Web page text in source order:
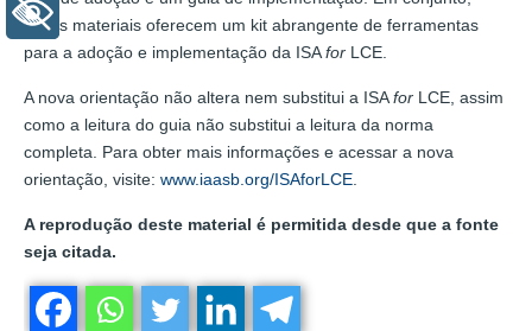
esses materiais oferecem um kit abrangente de ferramentas
para a adoção e implementação da ISAfor LCE.
A nova orientação não altera nem substitui a ISAfor LCE, assim
como a leitura do guia não substitui a leitura da norma
completa. Para obter mais informações e acessar a nova
orientação, visite: www.iaasb.org/ISAforLCE
A reprodução deste material é permitida desde que a fonte
seja citada.
+ Acessibilidade